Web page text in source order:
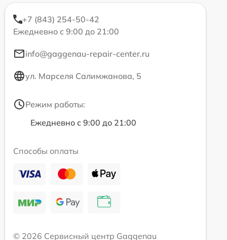
+7 (843) 254-50-42
Ежедневно с 9:00 до 21:00
info@gaggenau-repair-center.ru
ул. Марселя Салимжанова, 5
Режим работы:
Ежедневно с 9:00 до 21:00
Способы оплаты
© 2026 Сервисный центр Gaggenau